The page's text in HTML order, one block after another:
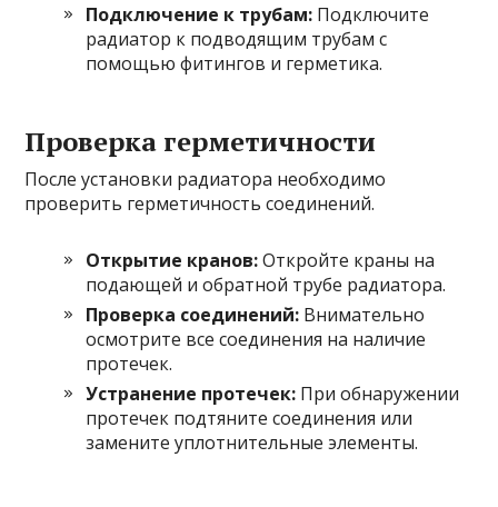
Подключение к трубам: Подключите
радиатор к подводящим трубам с
помощью фитингов и герметика.
Проверка герметичности
После установки радиатора необходимо
проверить герметичность соединений.
Открытие кранов:Откройте краны на
подающей и обратной трубе радиатора.
Проверка соединений: Внимательно
осмотрите все соединения на наличие
протечек.
Устранение протечек: При обнаружении
протечек подтяните соединения или
замените уплотнительные элементы.